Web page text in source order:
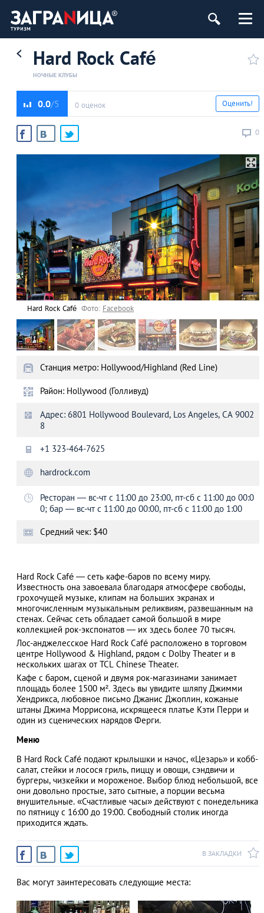
АЗАД
Hard Rock Café
НОЧНЫЕ КЛУБЫ
0.0 0 оценок
0
Оценить!
Hard Rock Café Фото: Facebook
Станция метро: Hollywood/Highland (Red Line)
Район: Hollywood (Голливуд)
Адрес: 6801 Hollywood Boulevard, Los Angeles, CA 9002
8
+1 323-464-7625
hardrock.com
Ресторан ― вс-чт с 11:00 до 23:00, пт-сб с 11:00 до 00:0
0; бар ― вс-чт с 11:00 до 00:00, пт-сб с 11:00 до 1:00
Средний чек: $40
Hard Rock Café — сеть кафе-баров по всему миру.
Известность она завоевала благодаря атмосфере свободы,
грохочущей музыке, клипам на больших экранах и
многочисленным музыкальным реликвиям, развешанным на
стенах. Сейчас сеть обладает самой большой в мире
коллекцией рок-экспонатов — их здесь более 70 тысяч.
Лос-анджелесское Hard Rock Café расположено в торговом
центре Hollywood & Highland, рядом с Dolby Theater и в
нескольких шагах от TCL Chinese Theater.
Кафе с баром, сценой и двумя рок-магазинами занимает
площадь более 1500 м². Здесь вы увидите шляпу Джимми
Хендрикса, любовное письмо Джанис Джоплин, кожаные
штаны Джима Моррисона, искрящееся платье Кэти Перри и
один из сценических нарядов Ферги.
Меню
В Hard Rock Café подают крылышки и начос, «Цезарь» и кобб-
салат, стейки и лосося гриль, пиццу и овощи, сэндвичи и
бургеры, чизкейки и мороженое. Выбор блюд небольшой, все
они довольно простые, зато сытные, а порции весьма
внушительные. «Счастливые часы» действуют с понедельника
по пятницу с 16:00 до 19:00. Свободный столик иногда
приходится ждать.
В ЗАКЛАДКИ
Вас могут заинтересовать следующие места: